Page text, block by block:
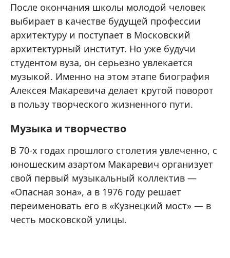
После окончания школы молодой человек
выбирает в качестве будущей профессии
архитектуру и поступает в Московский
архитектурный институт. Но уже будучи
студентом вуза, он серьезно увлекается
музыкой. Именно на этом этапе биография
Алексея Макаревича делает крутой поворот
в пользу творческого жизненного пути.
Музыка и творчество
В 70-х годах прошлого столетия увлеченно, с
юношеским азартом Макаревич организует
свой первый музыкальный коллектив —
«Опасная зона», а в 1976 году решает
переименовать его в «Кузнецкий мост» — в
честь московской улицы.